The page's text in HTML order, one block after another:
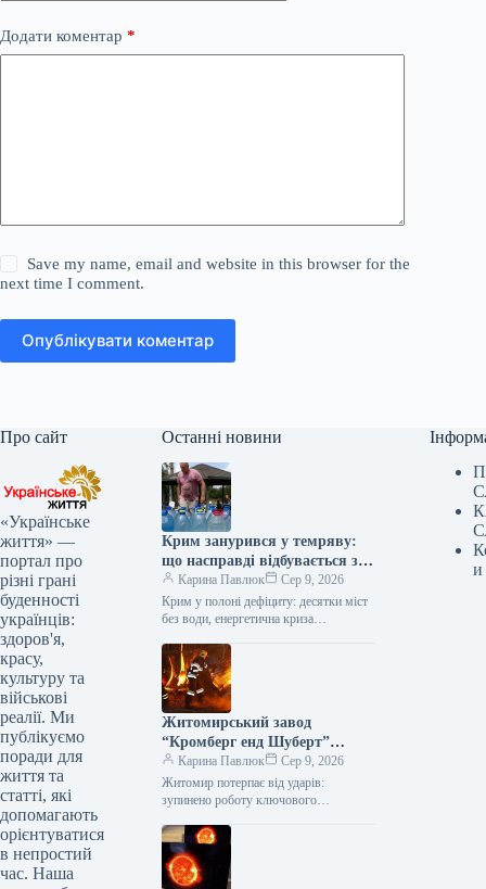
Додати коментар *
Save my name, email and website in this browser for the
next time I comment.
Опублікувати коментар
Про сайт
«Українське
життя» —
портал про
різні грані
буденності
українців:
здоров'я,
красу,
культуру та
військові
реалії. Ми
публікуємо
поради для
життя та
статті, які
допомагають
орієнтуватися
в непростий
час. Наша
Останні новини
Крим занурився у темряву:
що насправді відбувається з
енерго- та водопостачанням
півострова
Карина Павлюк
Сер 9, 2026
Крим у полоні дефіциту: десятки міст
без води, енергетична криза
стикається з серйозними проблемами:
водопостачання припинено у…
Житомирський завод
“Кромберг енд Шуберт”
призупинив роботу: що
відомо
Карина Павлюк
Сер 9, 2026
Житомир потерпає від ударів:
зупинено роботу ключового
Внаслідок нічної атаки російських
військ значних руйнувань зазнало
підприємство…
и